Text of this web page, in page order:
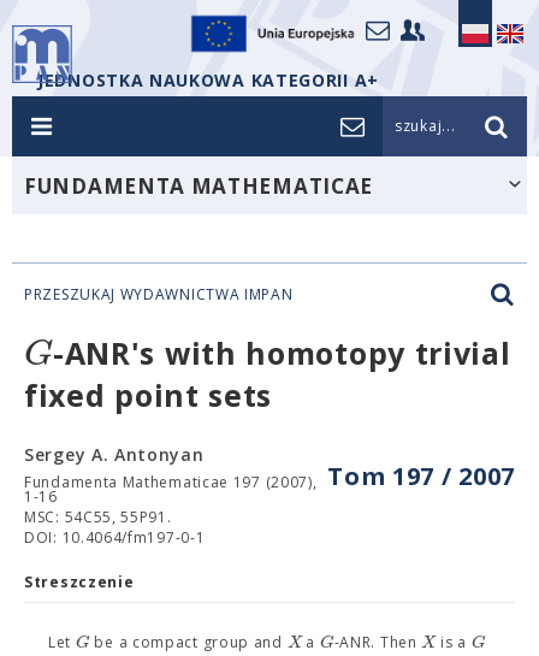
JEDNOSTKA NAUKOWA KATEGORII A+
szukaj...
FUNDAMENTA MATHEMATICAE
PRZESZUKAJ WYDAWNICTWA IMPAN
G-ANR's with homotopy trivial
fixed point sets
Tom 197 / 2007
Sergey A. Antonyan
Fundamenta Mathematicae 197 (2007),
1-16
MSC: 54C55, 55P91.
DOI: 10.4064/fm197-0-1
Streszczenie
Let Gbe a compact group and Xa G-ANR. ThenXis a G